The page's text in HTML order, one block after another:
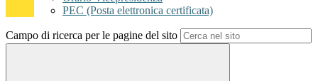
PEC (Posta elettronica certificata)
Campo di ricerca per le pagine del sito